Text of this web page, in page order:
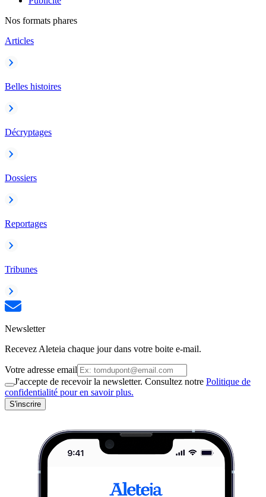
Nos formats phares
Articles
Belles histoires
Décryptages
Dossiers
Reportages
Tribunes
Newsletter
Recevez Aleteia chaque jour dans votre boite e-mail.
Votre adresse email
J'accepte de recevoir la newsletter. Consultez notre Politique de
confidentialité pour en savoir plus.
S'inscrire